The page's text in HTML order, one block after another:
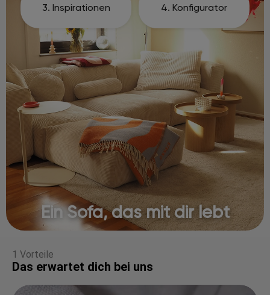
3. Inspirationen 4. Konfigurator
Ein Sofa, das mit dir lebt
1 Vorteile
Das erwartet dich bei uns